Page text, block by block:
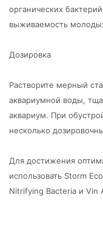
органических
выживаемость
Дозировка
Растворите мерный
аквариумной воды,
аквариум. При
несколько
Для достижения
использовать Storm
Nitrifying Bacteria и Vin